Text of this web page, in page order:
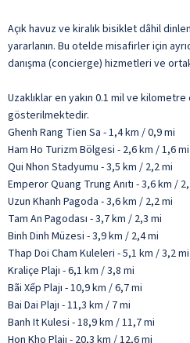
Açık havuz ve kiralık bisiklet dâhil
yararlanın. Bu otelde misafirler için
danışma (concierge) hizmetleri ve
Uzaklıklar en yakın 0.1 mil ve
gösterilmektedir.
Ghenh Rang Tien Sa - 1,4 km / 0,9 mi
Ham Ho Turizm Bölgesi - 2,6 km / 1,6 mi
Qui Nhon Stadyumu - 3,5 km / 2,2 mi
Emperor Quang Trung Anıtı - 3,6 km /
Uzun Khanh Pagoda - 3,6 km / 2,2 mi
Tam An Pagodası - 3,7 km / 2,3 mi
Binh Dinh Müzesi - 3,9 km / 2,4 mi
Thap Doi Cham Kuleleri - 5,1 km / 3,2 mi
Kraliçe Plajı - 6,1 km / 3,8 mi
Bãi Xếp Plajı - 10,9 km / 6,7 mi
Bai Dai Plajı - 11,3 km / 7 mi
Banh It Kulesi - 18,9 km / 11,7 mi
Hon Kho Plajı - 20,3 km / 12,6 mi